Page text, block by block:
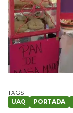
UAQ PORTADA